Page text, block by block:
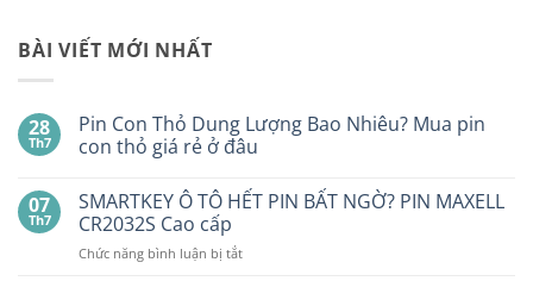
BÀI VIẾT MỚI NHẤT
28
Th7
Pin Con Thỏ Dung Lượng Bao Nhiêu? Mua pin
con thỏ giá rẻ ở đâu
bình
luận
ở
Pin
Con
07
Th7
SMARTKEY Ô TÔ HẾT PIN BẤT NGỜ? PIN MAXELL
CR2032S Cao cấp
Chức năng bình luận bị tắtở